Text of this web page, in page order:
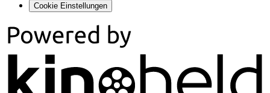
Cookie Einstellungen